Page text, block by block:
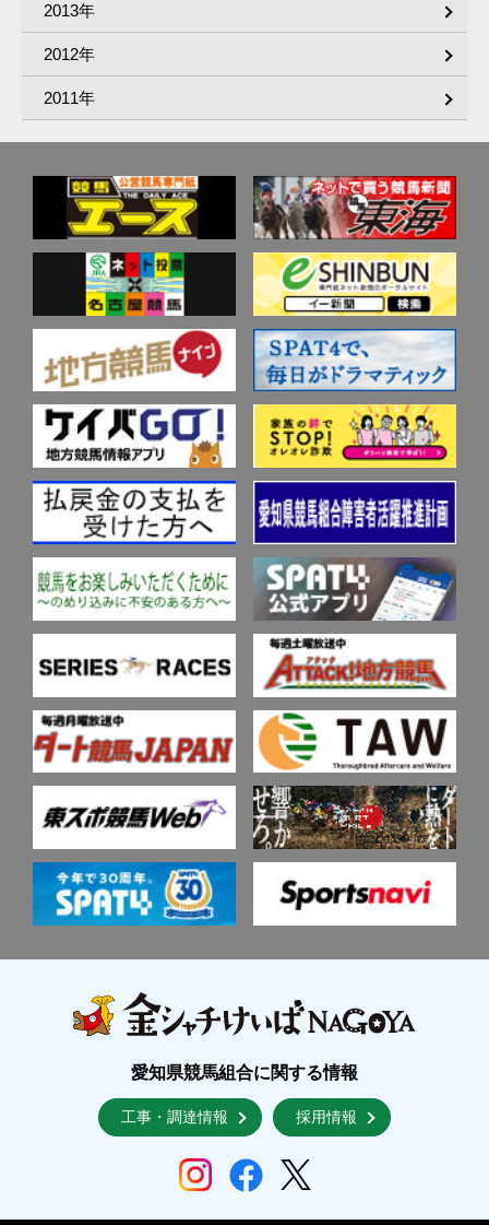
2013年
2012年
2011年
愛知県競馬組合に関する情報
工事・調達情報 採用情報